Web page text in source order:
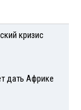
кризис
дать Африке